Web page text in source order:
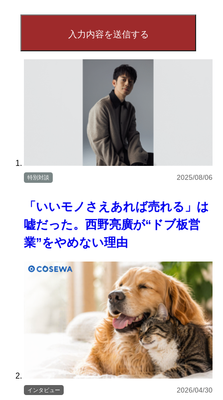
「いいモノさえあれば売れる」は
嘘だった。西野亮廣が“ドブ板営
業”をやめない理由
特別対談 2025/08/06
インタビュー 2026/04/30